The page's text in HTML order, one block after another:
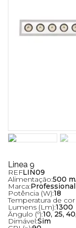
Linea 9
REFLIN09
Alimentação:500
Marca:
Potência (W):18
Temperatura de cor
Lumens (Lm):1300
Ângulo (º):10, 25,
Dimável:Sim